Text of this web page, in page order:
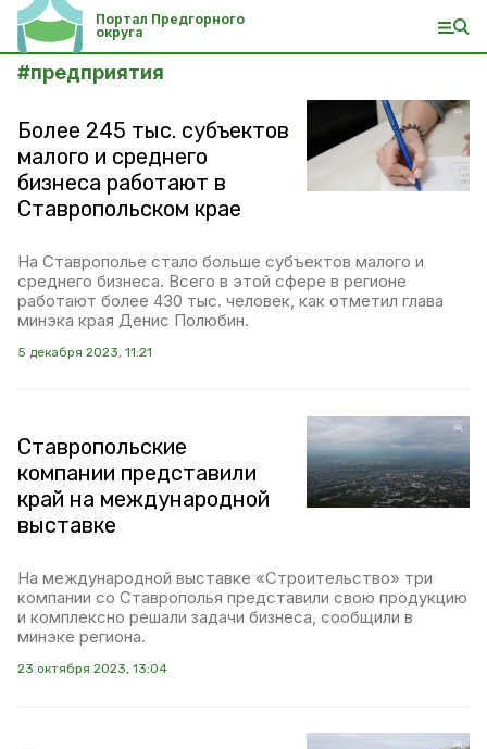
Портал Предгорного
округа
#предприятия
Более 245 тыс. субъектов
малого и среднего
бизнеса работают в
Ставропольском крае
На Ставрополье стало больше субъектов малого и
среднего бизнеса. Всего в этой сфере в регионе
работают более 430 тыс. человек, как отметил глава
минэка края Денис Полюбин.
5 декабря 2023, 11:21
Ставропольские
компании представили
край на международной
выставке
На международной выставке «Строительство» три
компании со Ставрополья представили свою продукцию
и комплексно решали задачи бизнеса, сообщили в
минэке региона.
23 октября 2023, 13:04